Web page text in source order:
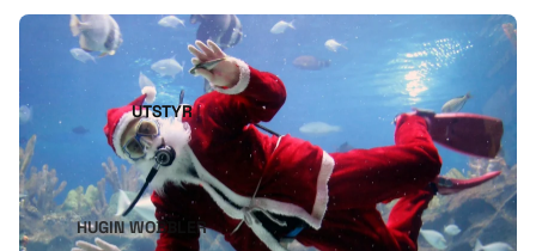
UTSTYR
HUGIN WOBBLER